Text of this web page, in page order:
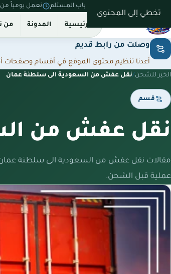
تخطي إلى المحتوى
نستلم من بيتك ونسلّم على باب المستلم نعمل يومياً من 7 صباحاً حتى 11 مساءً
الرئيسية المدونة من
وصلت من رابط قديم
أعدنا تنظيم محتوى الموقع في أقسام وصفحات
الخير للشحن/نقل عفش من السعودية الى سلطنة عمان
قسم
نقل عفش من
مقالات نقل عفش من السعودية الى سلطنة
عملية قبل الشحن.